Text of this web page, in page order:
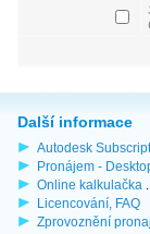
Další informace
Autodesk
Pronájem -
Online kalkulačka
Licencování, FAQ
Zprovoznění